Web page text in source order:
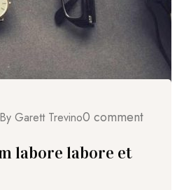
By Garett Trevino0 comment
labore labore et